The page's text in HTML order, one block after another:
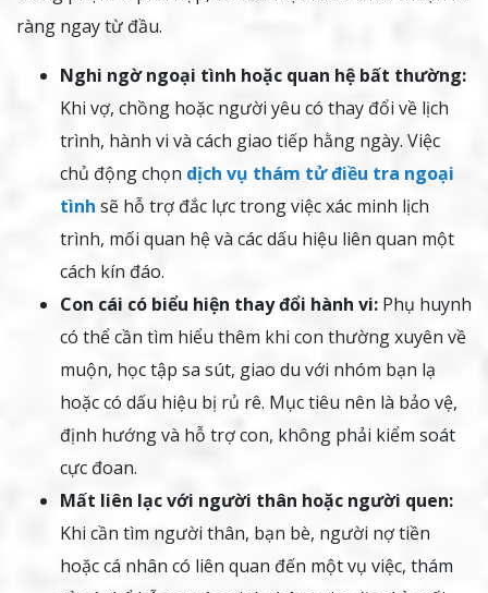
ràng ngay từ đầu.
Nghi ngờ ngoại tình hoặc quan hệ bất thường:
Khi vợ, chồng hoặc người yêu có thay đổi về lịch
trình, hành vi và cách giao tiếp hằng ngày. Việc
chủ động chọn dịch vụ thám tử điều tra ngoại
tình sẽ hỗ trợ đắc lực trong việc xác minh lịch
trình, mối quan hệ và các dấu hiệu liên quan một
cách kín đáo.
Con cái có biểu hiện thay đổi hành vi: Phụ huynh
có thể cần tìm hiểu thêm khi con thường xuyên về
muộn, học tập sa sút, giao du với nhóm bạn lạ
hoặc có dấu hiệu bị rủ rê. Mục tiêu nên là bảo vệ,
định hướng và hỗ trợ con, không phải kiểm soát
cực đoan.
Mất liên lạc với người thân hoặc người quen:
Khi cần tìm người thân, bạn bè, người nợ tiền
hoặc cá nhân có liên quan đến một vụ việc, thám